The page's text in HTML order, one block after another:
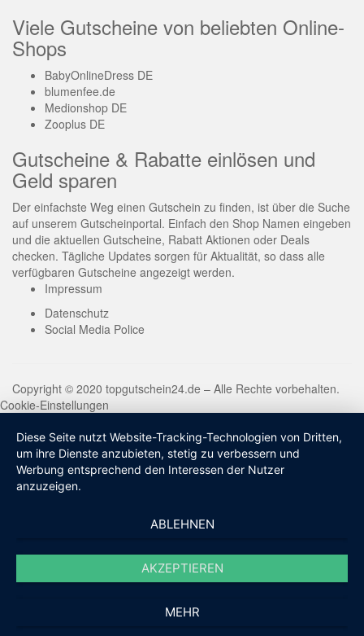
Viele Gutscheine von beliebten Online-
Shops
BabyOnlineDress DE
blumenfee.de
Medionshop DE
Zooplus DE
Gutscheine & Rabatte einlösen und
Geld sparen
Der einfachste Weg einen Gutschein zu finden, ist über die Suche
auf unserem Gutscheinportal. Einfach den Shop Namen eingeben
und die aktuellen Gutscheine, Rabatt Aktionen oder Deals
checken. Tägliche Updates sorgen für Aktualität, so dass alle
verfügbaren Gutscheine angezeigt werden.
Impressum
Datenschutz
Social Media Police
Copyright © 2020 topgutschein24.de – Alle Rechte vorbehalten.
Cookie-Einstellungen
Diese Seite nutzt Website-Tracking-Technologien von Dritten,
um ihre Dienste anzubieten, stetig zu verbessern und
Werbung entsprechend den Interessen der Nutzer
anzuzeigen.
ABLEHNEN
AKZEPTIEREN
MEHR